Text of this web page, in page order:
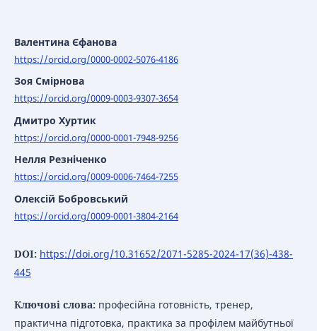
Валентина Єфанова
https://orcid.org/0000-0002-5076-4186
Зоя Смірнова
https://orcid.org/0009-0003-9307-3654
Дмитро Хуртик
https://orcid.org/0000-0001-7948-9256
Нелля Резніченко
https://orcid.org/0009-0006-7464-7255
Олексій Бобровський
https://orcid.org/0009-0001-3804-2164
DOI: https://doi.org/10.31652/2071-5285-2024-17(36)-438-
445
Ключові слова: професійна готовність, тренер,
практична підготовка, практика за профілем майбутньої